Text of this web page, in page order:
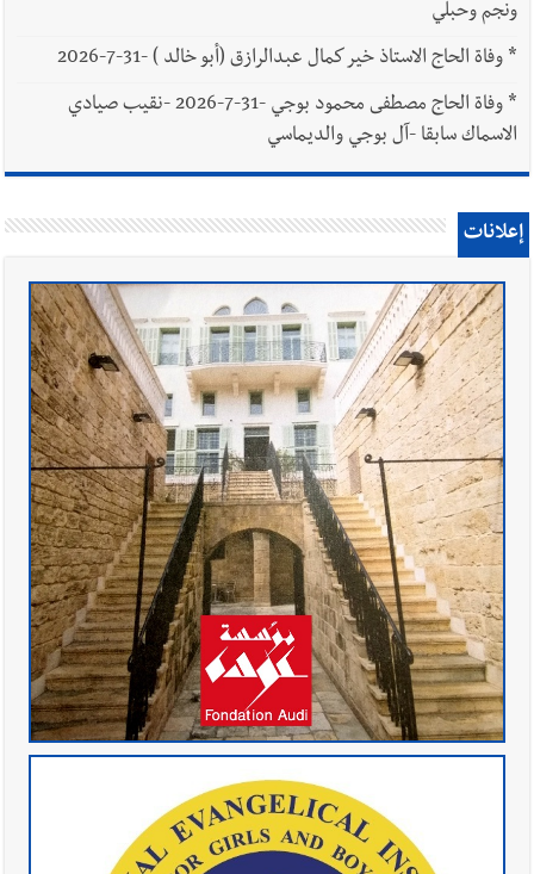
ونجم وحبلي
*وفاة الحاج الاستاذ خير كمال عبدالرازق (أبو خالد ) -31-7-2026
*
وفاة الحاج مصطفى محمود بوجي -31-7-2026 -نقيب صيادي
الاسماك سابقا -آل بوجي والديماسي
إعلانات